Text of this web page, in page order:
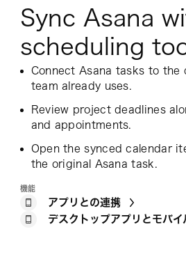
Sync Asana
scheduling
Connect Asana tasks to the
team already uses.
Review project deadlines
and appointments.
Open the synced calendar
the original Asana task.
機能
アプリとの連携
デスクトップアプリとモバイ